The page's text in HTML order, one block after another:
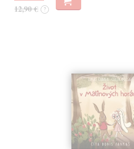
12,90 € ?